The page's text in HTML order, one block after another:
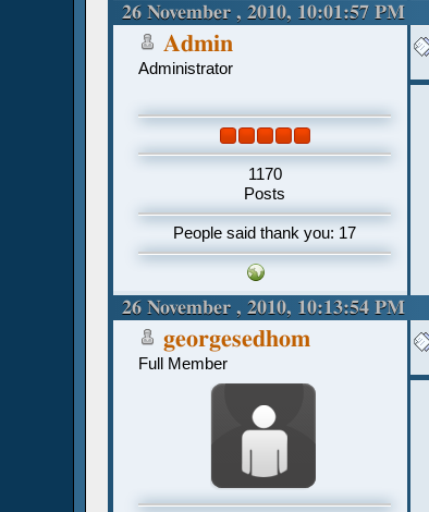
26 November , 2010, 10:01:57 PM
Admin
Administrator
1170
Posts
People said thank you: 17
26 November , 2010, 10:13:54 PM
georgesedhom
Full Member